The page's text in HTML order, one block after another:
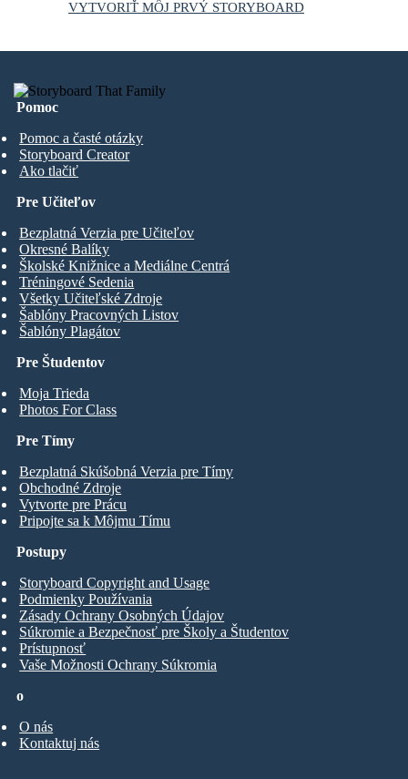
VYTVORIŤ MÔJ PRVÝ STORYBOARD
Pomoc
Pomoc a časté otázky
Storyboard Creator
Ako tlačiť
Pre Študentov
Moja Trieda
Photos For Class
Pre Učiteľov
Bezplatná Verzia pre Učiteľov
Okresné Balíky
Školské Knižnice a Mediálne Centrá
Tréningové Sedenia
Všetky Učiteľské Zdroje
Šablóny Pracovných Listov
Šablóny Plagátov
Pre Tímy
Bezplatná Skúšobná Verzia pre Tímy
Obchodné Zdroje
Vytvorte pre Prácu
Pripojte sa k Môjmu Tímu
o
O nás
Kontaktuj nás
Postupy
Storyboard Copyright and Usage
Podmienky Používania
Zásady Ochrany Osobných Údajov
Súkromie a Bezpečnosť pre Školy a Študentov
Prístupnosť
Vaše Možnosti Ochrany Súkromia